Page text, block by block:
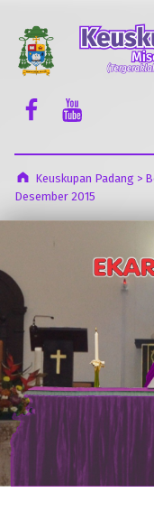
Facebook
Youtube
Keuskupan Padang >
Desember 2015